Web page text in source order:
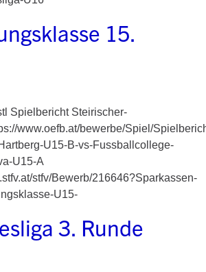
15.
Spielbericht Steirischer-
www.oefb.at/bewerbe/Spiel/
U15-B-vs-Fussballcollege-
U15-A
stfv/Bewerb/216646?Sparkassen-
U15-
3. Runde